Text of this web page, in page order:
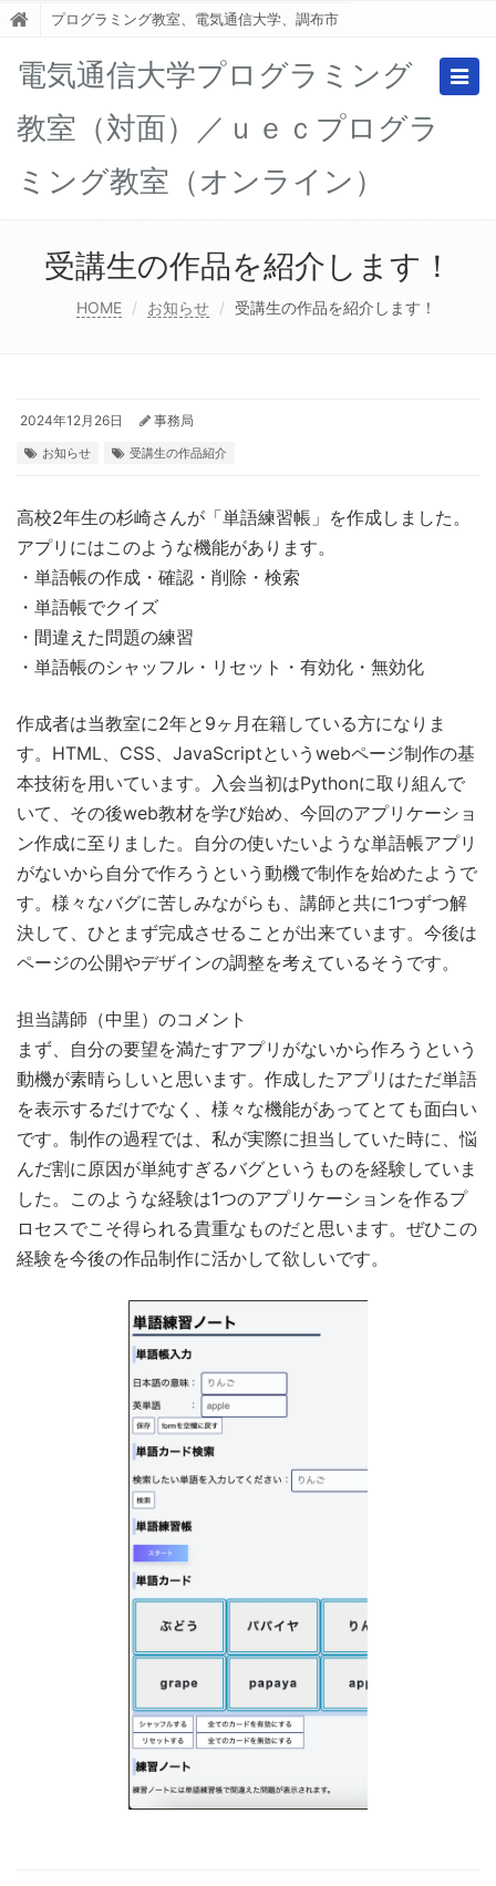
プログラミング教室、電気通信大学、調布市
電気通信大学プログラミング
教室（対面）／ｕｅｃプログラ
ミング教室（オンライン）
受講生の作品を紹介します！
HOME お知らせ 受講生の作品を紹介します！
2024年12月26日 事務局
お知らせ 受講生の作品紹介
高校2年生の杉崎さんが「単語練習帳」を作成しました。
アプリにはこのような機能があります。
・単語帳の作成・確認・削除・検索
・単語帳でクイズ
・間違えた問題の練習
・単語帳のシャッフル・リセット・有効化・無効化
作成者は当教室に2年と9ヶ月在籍している方になりま
す。HTML、CSS、JavaScriptというwebページ制作の基
本技術を用いています。入会当初はPythonに取り組んで
いて、その後web教材を学び始め、今回のアプリケーショ
ン作成に至りました。自分の使いたいような単語帳アプリ
がないから自分で作ろうという動機で制作を始めたようで
す。様々なバグに苦しみながらも、講師と共に1つずつ解
決して、ひとまず完成させることが出来ています。今後は
ページの公開やデザインの調整を考えているそうです。
担当講師（中里）のコメント
まず、自分の要望を満たすアプリがないから作ろうという
動機が素晴らしいと思います。作成したアプリはただ単語
を表示するだけでなく、様々な機能があってとても面白い
です。制作の過程では、私が実際に担当していた時に、悩
んだ割に原因が単純すぎるバグというものを経験していま
した。このような経験は1つのアプリケーションを作るプ
ロセスでこそ得られる貴重なものだと思います。ぜひこの
経験を今後の作品制作に活かして欲しいです。